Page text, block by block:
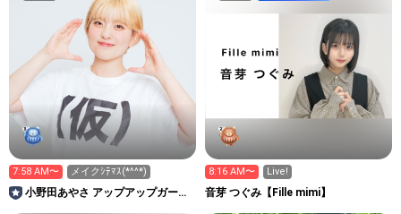
7:58 AM〜 メイクｼﾃﾏｽ(*^^*)
小野田あやさ アップアップガール
8:16 AM〜 Live!
音芽 つぐみ【Fille mimi】